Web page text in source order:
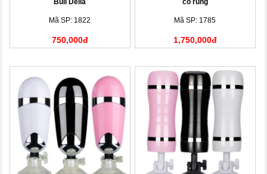
Mã SP: 1822
750,000đ
Mã SP: 1785
1,750,000đ